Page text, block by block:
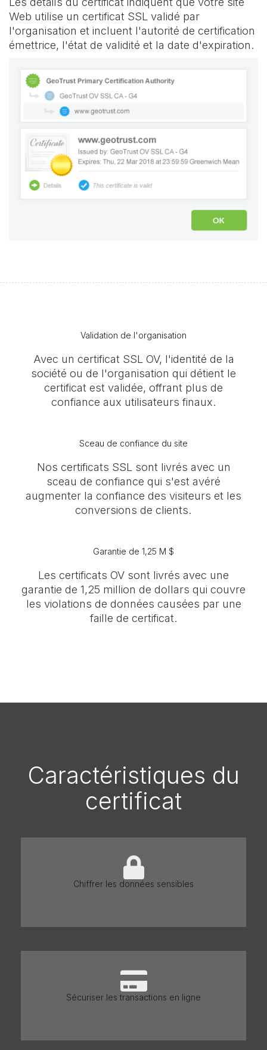
Web utilise un certificat SSL validé par
l'organisation et incluent l'autorité de certification
émettrice, l'état de validité et la date d'expiration.
Validation de l'organisation
Avec un certificat SSL OV, l'identité de la
société ou de l'organisation qui détient le
certificat est validée, offrant plus de
confiance aux utilisateurs finaux.
Sceau de confiance du site
Nos certificats SSL sont livrés avec un
sceau de confiance qui s'est avéré
augmenter la confiance des visiteurs et les
conversions de clients.
Garantie de 1,25 M $
Les certificats OV sont livrés avec une
garantie de 1,25 million de dollars qui couvre
les violations de données causées par une
faille de certificat.
Caractéristiques du
certificat
Chiffrer les données sensibles
Sécuriser les transactions en ligne